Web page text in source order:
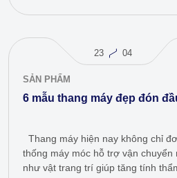
23 04
SẢN PHẨM
6 mẫu thang máy đẹp đón
Thang máy hiện nay không chỉ
thống máy móc hỗ trợ vận
như vật trang trí giúp tăng tính